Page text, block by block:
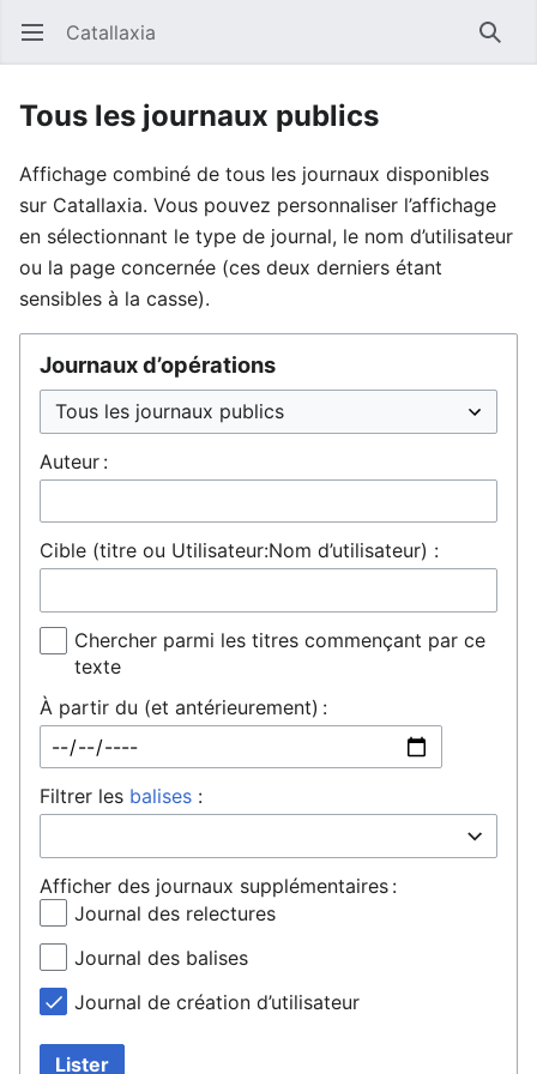
Ouvrir le menu principal Catallaxia
Tous les journaux publics
Affichage combiné de tous les journaux disponibles
sur Catallaxia. Vous pouvez personnaliser l’affichage
en sélectionnant le type de journal, le nom d’utilisateur
ou la page concernée (ces deux derniers étant
sensibles à la casse).
Journaux d’opérations
Auteur :
Cible (titre ou Utilisateur:Nom d’utilisateur) :
Chercher parmi les titres commençant par ce
texte
À partir du (et antérieurement) :
Filtrer les balises :
Afficher des journaux supplémentaires :
Journal des relectures
Journal des balises
Journal de création d’utilisateur
Lister